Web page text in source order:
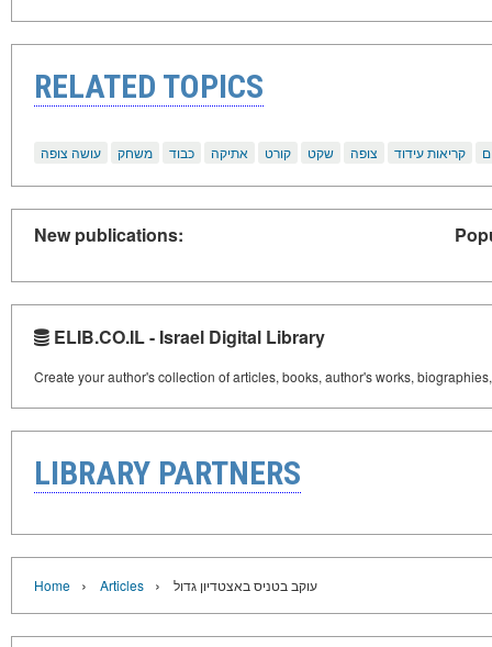
RELATED TOPICS
עושה צופה משחק כבוד אתיקה קורט שקט צופה קריאות עידוד
New publications:
ELIB.CO.IL - Israel Digital Library
Create your author's collection of articles, books, author's works,
LIBRARY PARTNERS
Home › Articles › עוקב בטניס באצטדיון גדול